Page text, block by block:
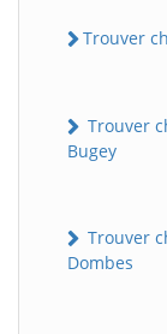
Trouver
Trouver
Bugey
Trouver
Dombes